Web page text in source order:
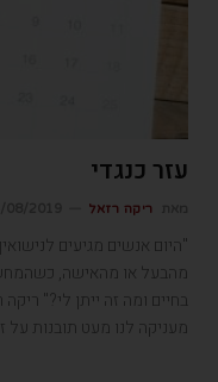
עזר כנגדי
ריקה רזאל
"היום אנשים מגיעים
מהבעל או מהאישה,
מעניקה לנו מעט תובנות על